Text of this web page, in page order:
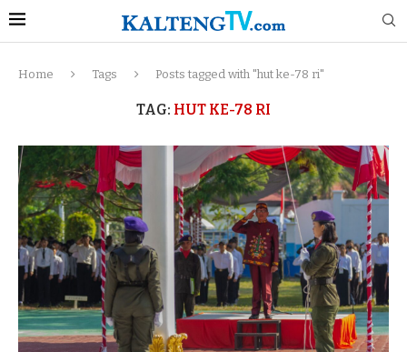
Home Tags Posts tagged with "hut ke-78 ri"
TAG: HUT KE-78 RI